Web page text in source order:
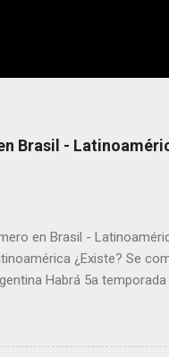
Brasil -
en Brasil -
¿Existe? Se
Habrá 5a
y vídeo selfies en la red
película Francisco